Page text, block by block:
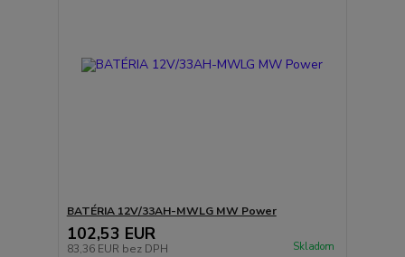
BATÉRIA 12V/33AH-MWLG MW Power
102,53 EUR
83,36 EUR bez DPH Skladom